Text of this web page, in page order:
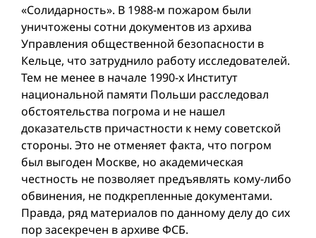
«Солидарность». В 1988-м пожаром были
уничтожены сотни документов из архива
Управления общественной безопасности в
Кельце, что затруднило работу исследователей.
Тем не менее в начале 1990-х Институт
национальной памяти Польши расследовал
обстоятельства погрома и не нашел
доказательств причастности к нему советской
стороны. Это не отменяет факта, что погром
был выгоден Москве, но академическая
честность не позволяет предъявлять кому-либо
обвинения, не подкрепленные документами.
Правда, ряд материалов по данному делу до сих
пор засекречен в архиве ФСБ.